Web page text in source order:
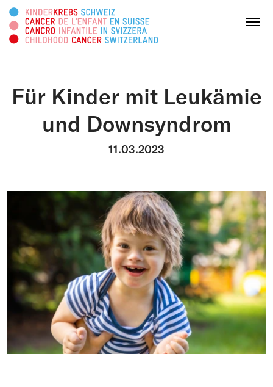
Menu
Plateforme d'info
Faire un don
FAIRE UN DON
FR DE EN
Rechercher sur ce site web
Für Kinder mit Leukämie
und Downsyndrom
11.03.2023